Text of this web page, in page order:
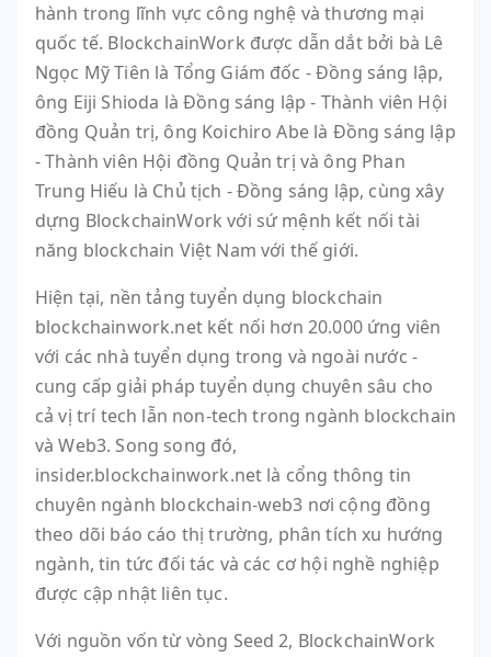
hành trong lĩnh vực công nghệ và thương mại
quốc tế. BlockchainWork được dẫn dắt bởi bà Lê
Ngọc Mỹ Tiên là Tổng Giám đốc - Đồng sáng lập,
ông Eiji Shioda là Đồng sáng lập - Thành viên Hội
đồng Quản trị, ông Koichiro Abe là Đồng sáng lập
- Thành viên Hội đồng Quản trị và ông Phan
Trung Hiếu là Chủ tịch - Đồng sáng lập, cùng xây
dựng BlockchainWork với sứ mệnh kết nối tài
năng blockchain Việt Nam với thế giới.
Hiện tại, nền tảng tuyển dụng blockchain
blockchainwork.net kết nối hơn 20.000 ứng viên
với các nhà tuyển dụng trong và ngoài nước -
cung cấp giải pháp tuyển dụng chuyên sâu cho
cả vị trí tech lẫn non-tech trong ngành blockchain
và Web3. Song song đó,
insider.blockchainwork.net là cổng thông tin
chuyên ngành blockchain-web3 nơi cộng đồng
theo dõi báo cáo thị trường, phân tích xu hướng
ngành, tin tức đối tác và các cơ hội nghề nghiệp
được cập nhật liên tục.
Với nguồn vốn từ vòng Seed 2, BlockchainWork